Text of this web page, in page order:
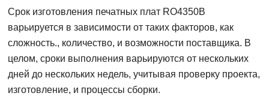
Срок изготовления печатных плат RO4350B
варьируется в зависимости от таких факторов, как
сложность., количество, и возможности поставщика. В
целом, сроки выполнения варьируются от нескольких
дней до нескольких недель, учитывая проверку проекта,
изготовление, и процессы сборки.